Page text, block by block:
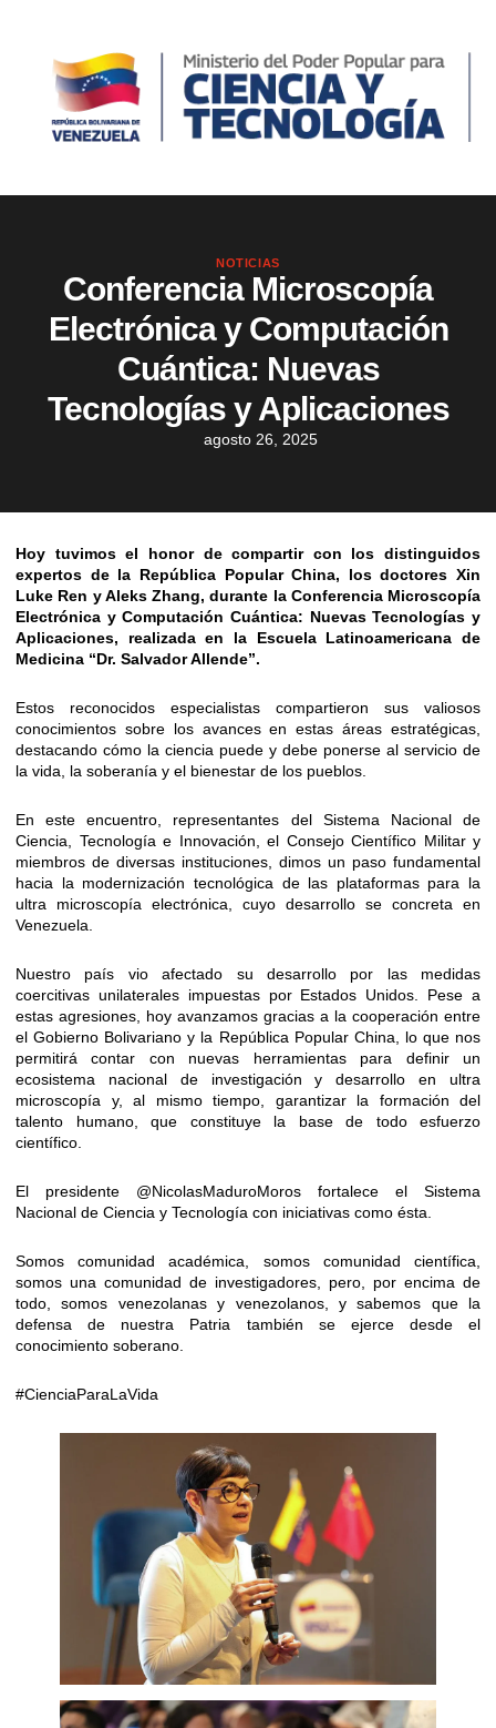
NOTICIAS
Conferencia Microscopía
Electrónica y Computación
Cuántica: Nuevas
Tecnologías y Aplicaciones
agosto 26, 2025
Hoy tuvimos el honor de compartir con los distinguidos
expertos de la República Popular China, los doctores Xin
Luke Ren y Aleks Zhang, durante la Conferencia Microscopía
Electrónica y Computación Cuántica: Nuevas Tecnologías y
Aplicaciones, realizada en la Escuela Latinoamericana de
Medicina “Dr. Salvador Allende”.
Estos reconocidos especialistas compartieron sus valiosos
conocimientos sobre los avances en estas áreas estratégicas,
destacando cómo la ciencia puede y debe ponerse al servicio de
la vida, la soberanía y el bienestar de los pueblos.
En este encuentro, representantes del Sistema Nacional de
Ciencia, Tecnología e Innovación, el Consejo Científico Militar y
miembros de diversas instituciones, dimos un paso fundamental
hacia la modernización tecnológica de las plataformas para la
ultra microscopía electrónica, cuyo desarrollo se concreta en
Venezuela.
Nuestro país vio afectado su desarrollo por las medidas
coercitivas unilaterales impuestas por Estados Unidos. Pese a
estas agresiones, hoy avanzamos gracias a la cooperación entre
el Gobierno Bolivariano y la República Popular China, lo que nos
permitirá contar con nuevas herramientas para definir un
ecosistema nacional de investigación y desarrollo en ultra
microscopía y, al mismo tiempo, garantizar la formación del
talento humano, que constituye la base de todo esfuerzo
científico.
El presidente @NicolasMaduroMoros fortalece el Sistema
Nacional de Ciencia y Tecnología con iniciativas como ésta.
Somos comunidad académica, somos comunidad científica,
somos una comunidad de investigadores, pero, por encima de
todo, somos venezolanas y venezolanos, y sabemos que la
defensa de nuestra Patria también se ejerce desde el
conocimiento soberano.
#CienciaParaLaVida